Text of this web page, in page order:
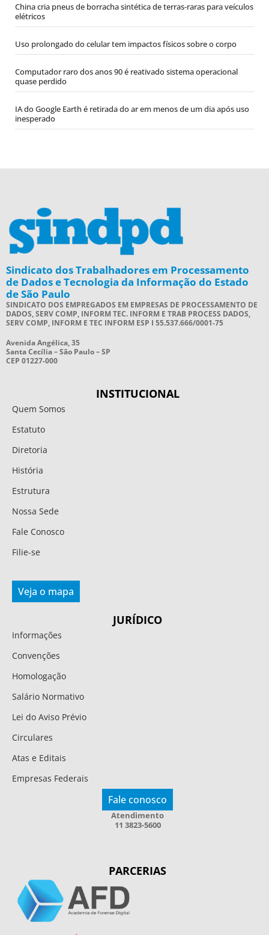
China cria pneus de borracha sintética de terras-raras para veículos
elétricos
Uso prolongado do celular tem impactos físicos sobre o corpo
Computador raro dos anos 90 é reativado sistema operacional
quase perdido
IA do Google Earth é retirada do ar em menos de um dia após uso
inesperado
Sindicato dos Trabalhadores em Processamento
de Dados e Tecnologia da Informação do Estado
de São Paulo
SINDICATO DOS EMPREGADOS EM EMPRESAS DE PROCESSAMENTO DE
DADOS, SERV COMP, INFORM TEC. INFORM E TRAB PROCESS DADOS,
SERV COMP, INFORM E TEC INFORM ESP I 55.537.666/0001-75
Avenida Angélica, 35
Santa Cecília – São Paulo – SP
CEP 01227-000
INSTITUCIONAL
Quem Somos
Estatuto
Diretoria
História
Estrutura
Nossa Sede
Fale Conosco
Filie-se
Veja o mapa
JURÍDICO
Informações
Convenções
Homologação
Salário Normativo
Lei do Aviso Prévio
Circulares
Atas e Editais
Empresas Federais
Fale conosco
Atendimento
11 3823-5600
PARCERIAS